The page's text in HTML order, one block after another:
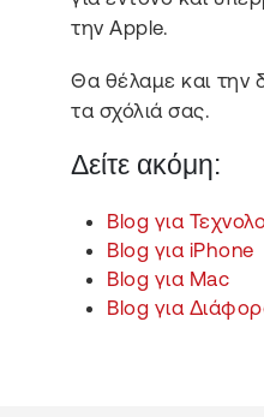
την Apple.
Θα θέλαμε και την
τα σχόλιά σας.
Δείτε ακόμη:
Blog για
Blog για iPhone
Blog για Mac
Blog για